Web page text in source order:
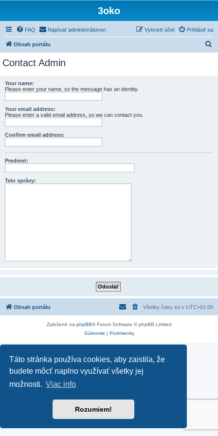
Táto stránka používa cookies, aby zaistila, že
budete môcť naplno využívať všetky jej
možnosti. Viac info
Rozumiem!
3oko
FAQ Napísať administrátorovi Prihlásiť sa
Vytvoriť účet
Obsah portálu
Contact Admin
Your name:
Please enter your name, so the message has an identity.
Your email address:
Please enter a valid email address, so we can contact you.
Confirm email address:
Predmet:
Telo správy:
Obsah portálu Všetky časy sú v UTC+01:00
Založené na phpBB® Forum Software © phpBB Limited
Súkromie | Podmienky